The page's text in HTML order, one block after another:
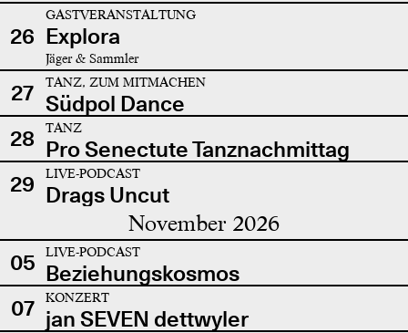
26
GASTVERANSTALTUNG
Explora
Jäger & Sammler
27 TANZ, ZUM MITMACHEN
Südpol Dance
28
TANZ
Pro Senectute Tanznachmittag
29
LIVE-PODCAST
Drags Uncut
November 2026
05 LIVE-PODCAST
Beziehungskosmos
07
KONZERT
jan SEVEN dettwyler